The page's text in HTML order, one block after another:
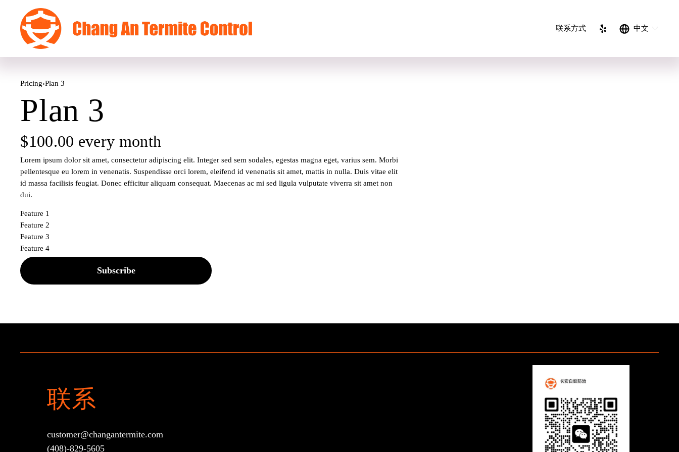
联系方式 中文
Pricing›Plan 3
Plan 3
$100.00 every month
Lorem ipsum dolor sit amet, consectetur adipiscing elit. Integer sed sem sodales, egestas magna eget, varius sem. Morbi
pellentesque eu lorem in venenatis. Suspendisse orci lorem, eleifend id venenatis sit amet, mattis in nulla. Duis vitae elit
id massa facilisis feugiat. Donec efficitur aliquam consequat. Maecenas ac mi sed ligula vulputate viverra sit amet non
dui.
Feature 1
Feature 2
Feature 3
Feature 4
Subscribe
联系
customer@changantermite.com
(408)-829-5605